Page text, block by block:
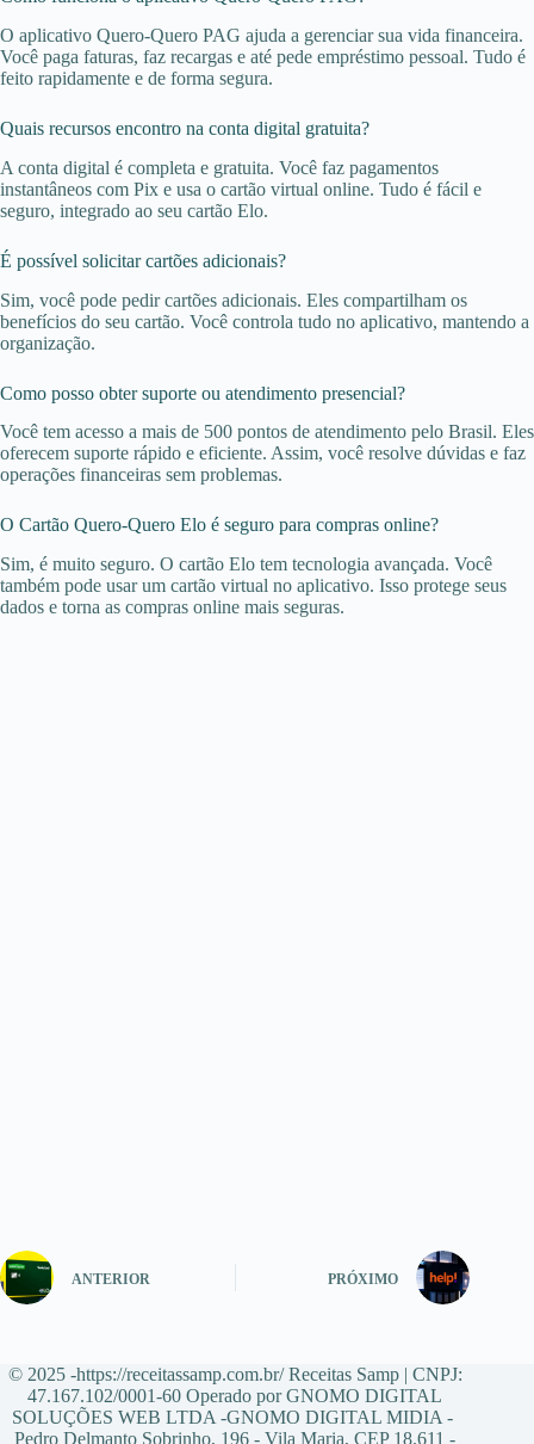
O aplicativo Quero-Quero PAG ajuda a gerenciar sua vida financeira.
Você paga faturas, faz recargas e até pede empréstimo pessoal. Tudo é
feito rapidamente e de forma segura.
Quais recursos encontro na conta digital gratuita?
A conta digital é completa e gratuita. Você faz pagamentos
instantâneos com Pix e usa o cartão virtual online. Tudo é fácil e
seguro, integrado ao seu cartão Elo.
É possível solicitar cartões adicionais?
Sim, você pode pedir cartões adicionais. Eles compartilham os
benefícios do seu cartão. Você controla tudo no aplicativo, mantendo a
organização.
Como posso obter suporte ou atendimento presencial?
Você tem acesso a mais de 500 pontos de atendimento pelo Brasil. Eles
oferecem suporte rápido e eficiente. Assim, você resolve dúvidas e faz
operações financeiras sem problemas.
O Cartão Quero-Quero Elo é seguro para compras online?
Sim, é muito seguro. O cartão Elo tem tecnologia avançada. Você
também pode usar um cartão virtual no aplicativo. Isso protege seus
dados e torna as compras online mais seguras.
ANTERIOR PRÓXIMO
© 2025 -https://receitassamp.com.br/ Receitas Samp | CNPJ:
47.167.102/0001-60 Operado por GNOMO DIGITAL
SOLUÇÕES WEB LTDA -GNOMO DIGITAL MIDIA -
Pedro Delmanto Sobrinho, 196 - Vila Maria, CEP 18.611 -